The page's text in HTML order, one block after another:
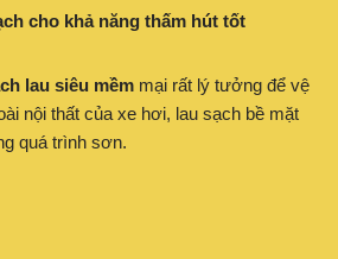
cho khả năng thấm hút tốt
lau siêu mềm mại rất lý tưởng để vệ
nội thất của xe hơi, lau sạch bề mặt
quá trình sơn.